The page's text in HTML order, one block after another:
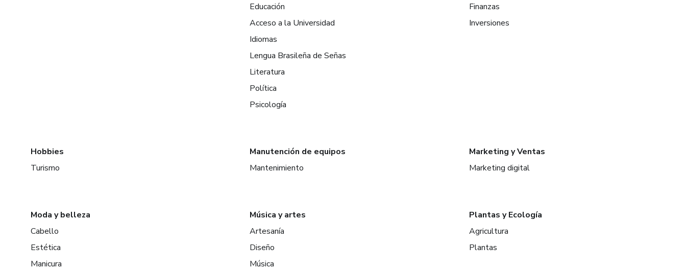
Educación
Acceso a la Universidad
Idiomas
Lengua Brasileña de Señas
Literatura
Política
Psicología
Finanzas
Inversiones
Hobbies
Turismo
Manutención de equipos
Mantenimiento
Marketing y Ventas
Marketing digital
Moda y belleza
Cabello
Estética
Manicura
Música y artes
Artesanía
Diseño
Música
Plantas y Ecología
Agricultura
Plantas